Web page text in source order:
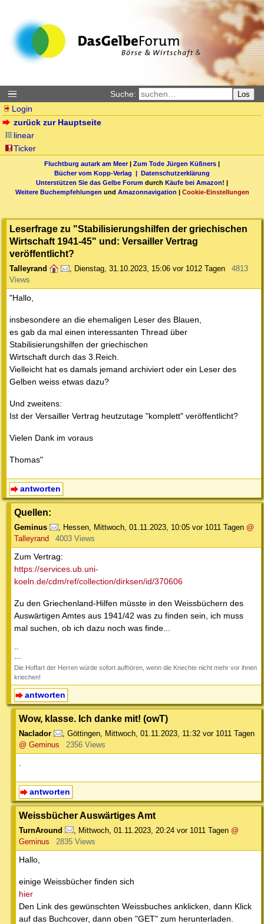
Suche: Los
Login
zurück zur Hauptseite
linear
Ticker
Fluchtburg autark am Meer| Zum Tode Jürgen Küßners |
Bücher vom Kopp-Verlag | Datenschutzerklärung
Unterstützen Sie das Gelbe Forum durch Käufe bei Amazon! |
Weitere Buchempfehlungen und Amazonnavigation | Cookie-Einstellungen
Leserfrage zu "Stabilisierungshilfen der griechischen
Wirtschaft 1941-45" und: Versailler Vertrag
veröffentlicht?
Talleyrand , Dienstag, 31.10.2023, 15:06 vor 1012 Tagen
4813
Views
"Hallo,
insbesondere an die ehemaligen Leser des Blauen,
es gab da mal einen interessanten Thread über
Stabilisierungshilfen der griechischen
Wirtschaft durch das 3.Reich.
Vielleicht hat es damals jemand archiviert oder ein Leser des
Gelben weiss etwas dazu?
Und zweitens:
Ist der Versailler Vertrag heutzutage "komplett" veröffentlicht?
Vielen Dank im voraus
Thomas"
antworten
Quellen:
Geminus , Hessen, Mittwoch, 01.11.2023, 10:05 vor 1011 Tagen @
Talleyrand
4003 Views
Zum Vertrag:
https://services.ub.uni-
koeln.de/cdm/ref/collection/dirksen/id/370606
Zu den Griechenland-Hilfen müsste in den Weissbüchern des
Auswärtigen Amtes aus 1941/42 was zu finden sein, ich muss
mal suchen, ob ich dazu noch was finde...
--
---
Die Hoffart der Herren würde sofort aufhören, wenn die Knechte nicht mehr vor ihnen
kriechen!
antworten
Wow, klasse. Ich danke mit! (owT)
Naclador , Göttingen, Mittwoch, 01.11.2023, 11:32 vor 1011 Tagen
@ Geminus
2356 Views
antworten
Weissbücher Auswärtiges Amt
TurnAround Mittwoch, 01.11.2023, 20:24 vor 1011 Tagen @
Geminus
2835 Views
Hallo,
einige Weissbücher finden sich
hier
Den Link des gewünschten Weissbuches anklicken, dann Klick
auf das Buchcover, dann oben "GET" zum herunterladen.